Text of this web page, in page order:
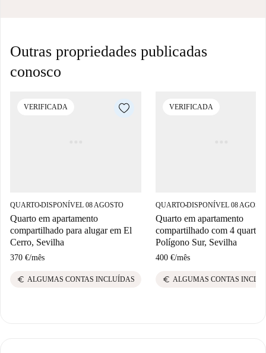
Outras propriedades publicadas
conosco
VERIFICADA
QUARTO■DISPONÍVEL 08 AGOSTO
Quarto em apartamento
compartilhado para alugar em El
Cerro, Sevilha
370 €/mês
euro ALGUMAS CONTAS INCLUÍDAS
VERIFICADA
QUARTO■DISPONÍVEL 08
Quarto em apartamento
compartilhado com 4 quartos
Polígono Sur, Sevilha
400 €/mês
euro ALGUMAS CONTAS